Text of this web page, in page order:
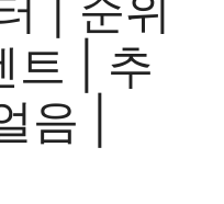
트 | 추
음 |